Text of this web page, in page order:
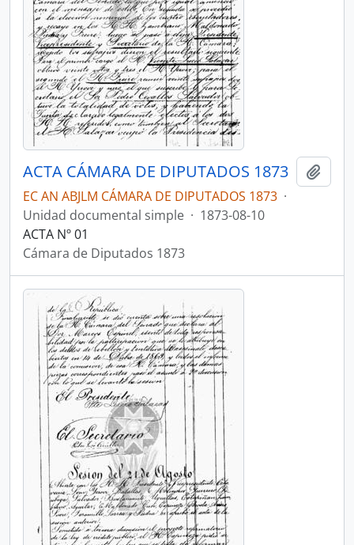
ACTA CÁMARA DE DIPUTADOS 1873
EC AN ABJLM CÁMARA DE DIPUTADOS 1873 ·
Unidad documental simple · 1873-08-10
ACTA Nº 01
Cámara de Diputados 1873